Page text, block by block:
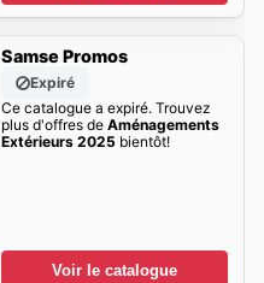
Samse Promos
Expiré
Ce catalogue a expiré. Trouvez
plus d'offres de Aménagements
Extérieurs 2025 bientôt!
Voir le catalogue